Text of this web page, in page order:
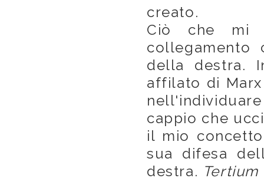
creato.
Ciò che mi
della destra.
affilato di
cappio che
il mio
sua difesa
destra.